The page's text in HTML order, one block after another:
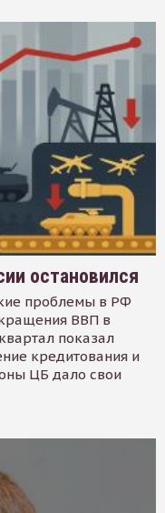
остановился
проблемы в РФ
ВВП в
показал
кредитования и
ЦБ дало свои